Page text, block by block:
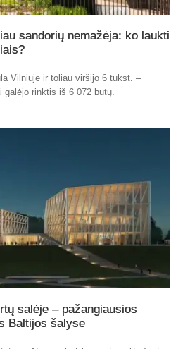
sandorių nemažėja: ko laukti
Vilniuje ir toliau viršijo 6 tūkst. –
galėjo rinktis iš 6 072 butų.
salėje – pažangiausios
Baltijos šalyse